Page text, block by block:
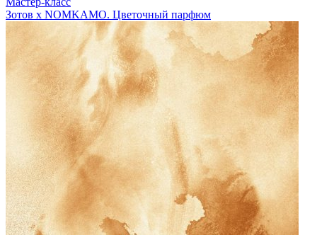
Зотов х NOMKAMO. Цветочный парфюм